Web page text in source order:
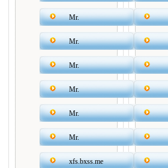
Mr.
Mr.
Mr.
Mr.
Mr.
Mr.
xfs.bxss.me